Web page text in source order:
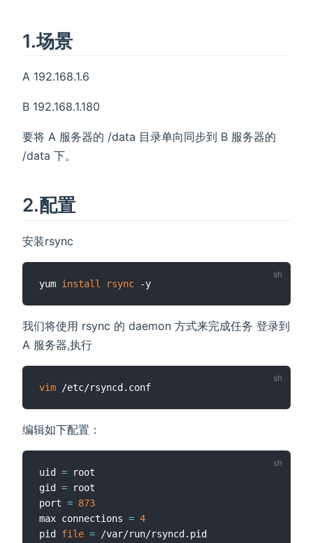
1.场景
A 192.168.1.6
B 192.168.1.180
要将 A 服务器的 /data 目录单向同步到 B 服务器的
/data 下。
2.配置
安装rsync
yum install rsync
我们将使用 rsync 的 daemon 方式来完成任务 登录到
A 服务器,执行
vim
编辑如下配置：
uid = root
gid = root
port = 873
max connections = 4
pid file = /var/run/rsyncd.pid